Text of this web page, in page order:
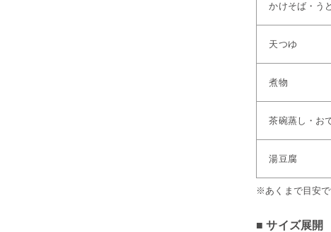
かけそば・う
天つゆ
煮物
茶碗蒸し・お
湯豆腐
※あくまで目安で
■ サイズ展開